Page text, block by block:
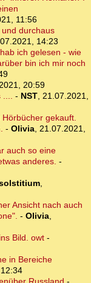
11:56
durchaus
14:23
ich gelesen - wie
bin ich mir noch
20:59
- NST, 21.07.2021,
gekauft.
- Olivia 21.07.2021,
auch so eine
anderes. -
,
Ansicht nach auch
- Olivia
Bild. owt-
in Bereiche
Russland -